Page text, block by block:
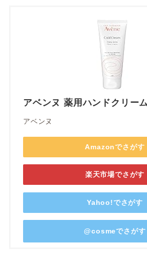
アベンヌ 薬用ハンドクリー
アベンヌ
Amazonでさがす
楽天市場でさがす
Yahoo!でさがす
@cosmeでさがす